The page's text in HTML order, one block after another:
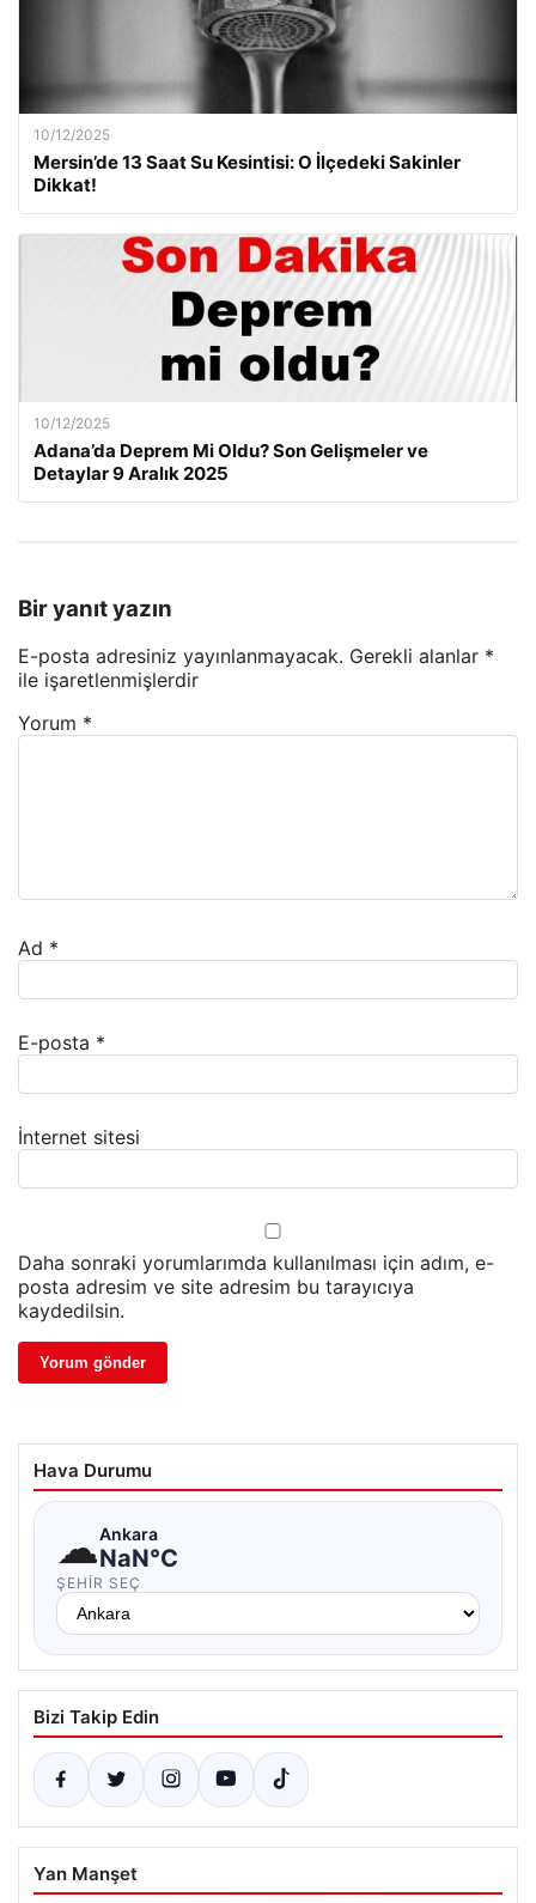
10/12/2025
Mersin’de 13 Saat Su Kesintisi: O İlçedeki Sakinler
Dikkat!
10/12/2025
Adana’da Deprem Mi Oldu? Son Gelişmeler ve
Detaylar 9 Aralık 2025
Bir yanıt yazın
E-posta adresiniz yayınlanmayacak. Gerekli alanlar *
ile işaretlenmişlerdir
Yorum *
Ad *
E-posta *
İnternet sitesi
Daha sonraki yorumlarımda kullanılması için adım, e-
posta adresim ve site adresim bu tarayıcıya
kaydedilsin.
Hava Durumu
☁Ankara
NaN°C
ŞEHIR SEÇ
Bizi Takip Edin
Yan Manşet